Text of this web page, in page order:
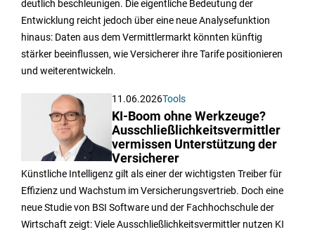
deutlich beschleunigen. Die eigentliche Bedeutung der
Entwicklung reicht jedoch über eine neue Analysefunktion
hinaus: Daten aus dem Vermittlermarkt könnten künftig
stärker beeinflussen, wie Versicherer ihre Tarife positionieren
und weiterentwickeln.
11.06.2026Tools
KI-Boom ohne Werkzeuge?
Ausschließlichkeitsvermittler
vermissen Unterstützung der
Versicherer
Künstliche Intelligenz gilt als einer der wichtigsten Treiber für
Effizienz und Wachstum im Versicherungsvertrieb. Doch eine
neue Studie von BSI Software und der Fachhochschule der
Wirtschaft zeigt: Viele Ausschließlichkeitsvermittler nutzen KI